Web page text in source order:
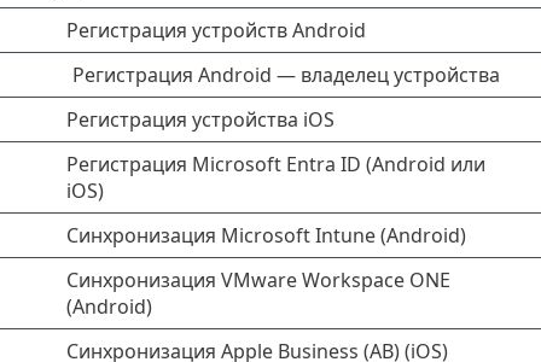
Регистрация устройств Android
Регистрация Android — владелец устройства
Регистрация устройства iOS
Регистрация Microsoft Entra ID (Android или
iOS)
Синхронизация Microsoft Intune (Android)
Синхронизация VMware Workspace ONE
(Android)
Синхронизация Apple Business (AB) (iOS)